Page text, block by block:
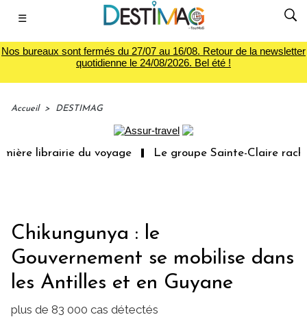
☰
Nos bureaux sont fermés du 27/07 au 16/08. Retour de la newsletter
quotidienne le 24/08/2026. Bel été !
Accueil > DESTIMAG
librairie du voyage Le groupe Sainte-Claire
Chikungunya : le
Gouvernement se mobilise dans
les Antilles et en Guyane
plus de 83 000 cas détectés